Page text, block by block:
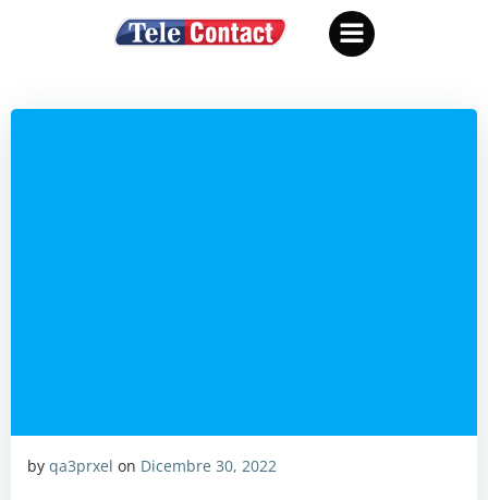
al
by qa3prxel on Dicembre 30, 2022